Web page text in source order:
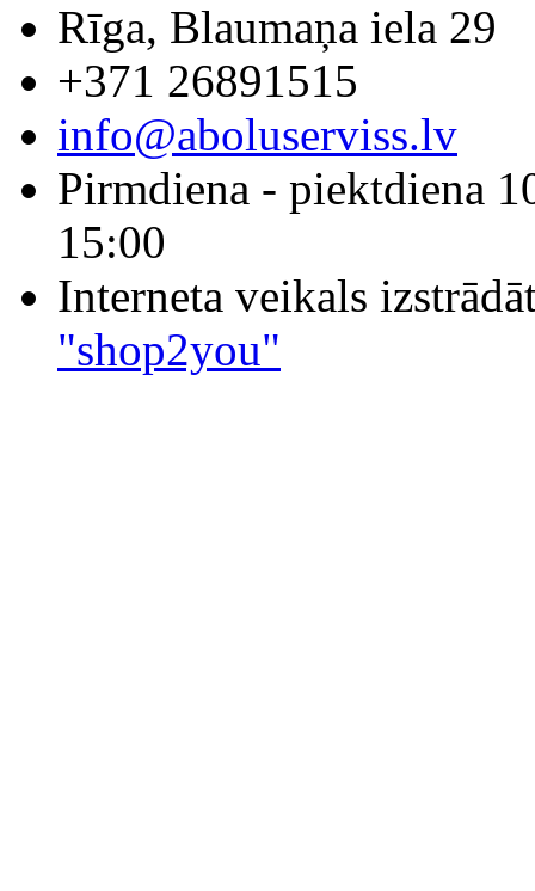
Rīga, Blaumaņa iela 29
+371 26891515
info@aboluserviss.lv
Pirmdiena - piektdiena
15:00
Interneta veikals
"shop2you"